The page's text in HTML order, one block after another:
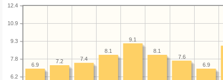
6.2
7.8
9.3
10.9
12.4
6.9
7.6
8.1
9.1
8.1
7.4
7.2
6.9